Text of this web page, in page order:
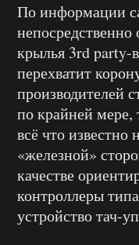
По информации
непосредственно
крылья 3rd party-
перехватит
производителей
по крайней мере,
всё что
«железной»
качестве
контроллеры
устройство тач-